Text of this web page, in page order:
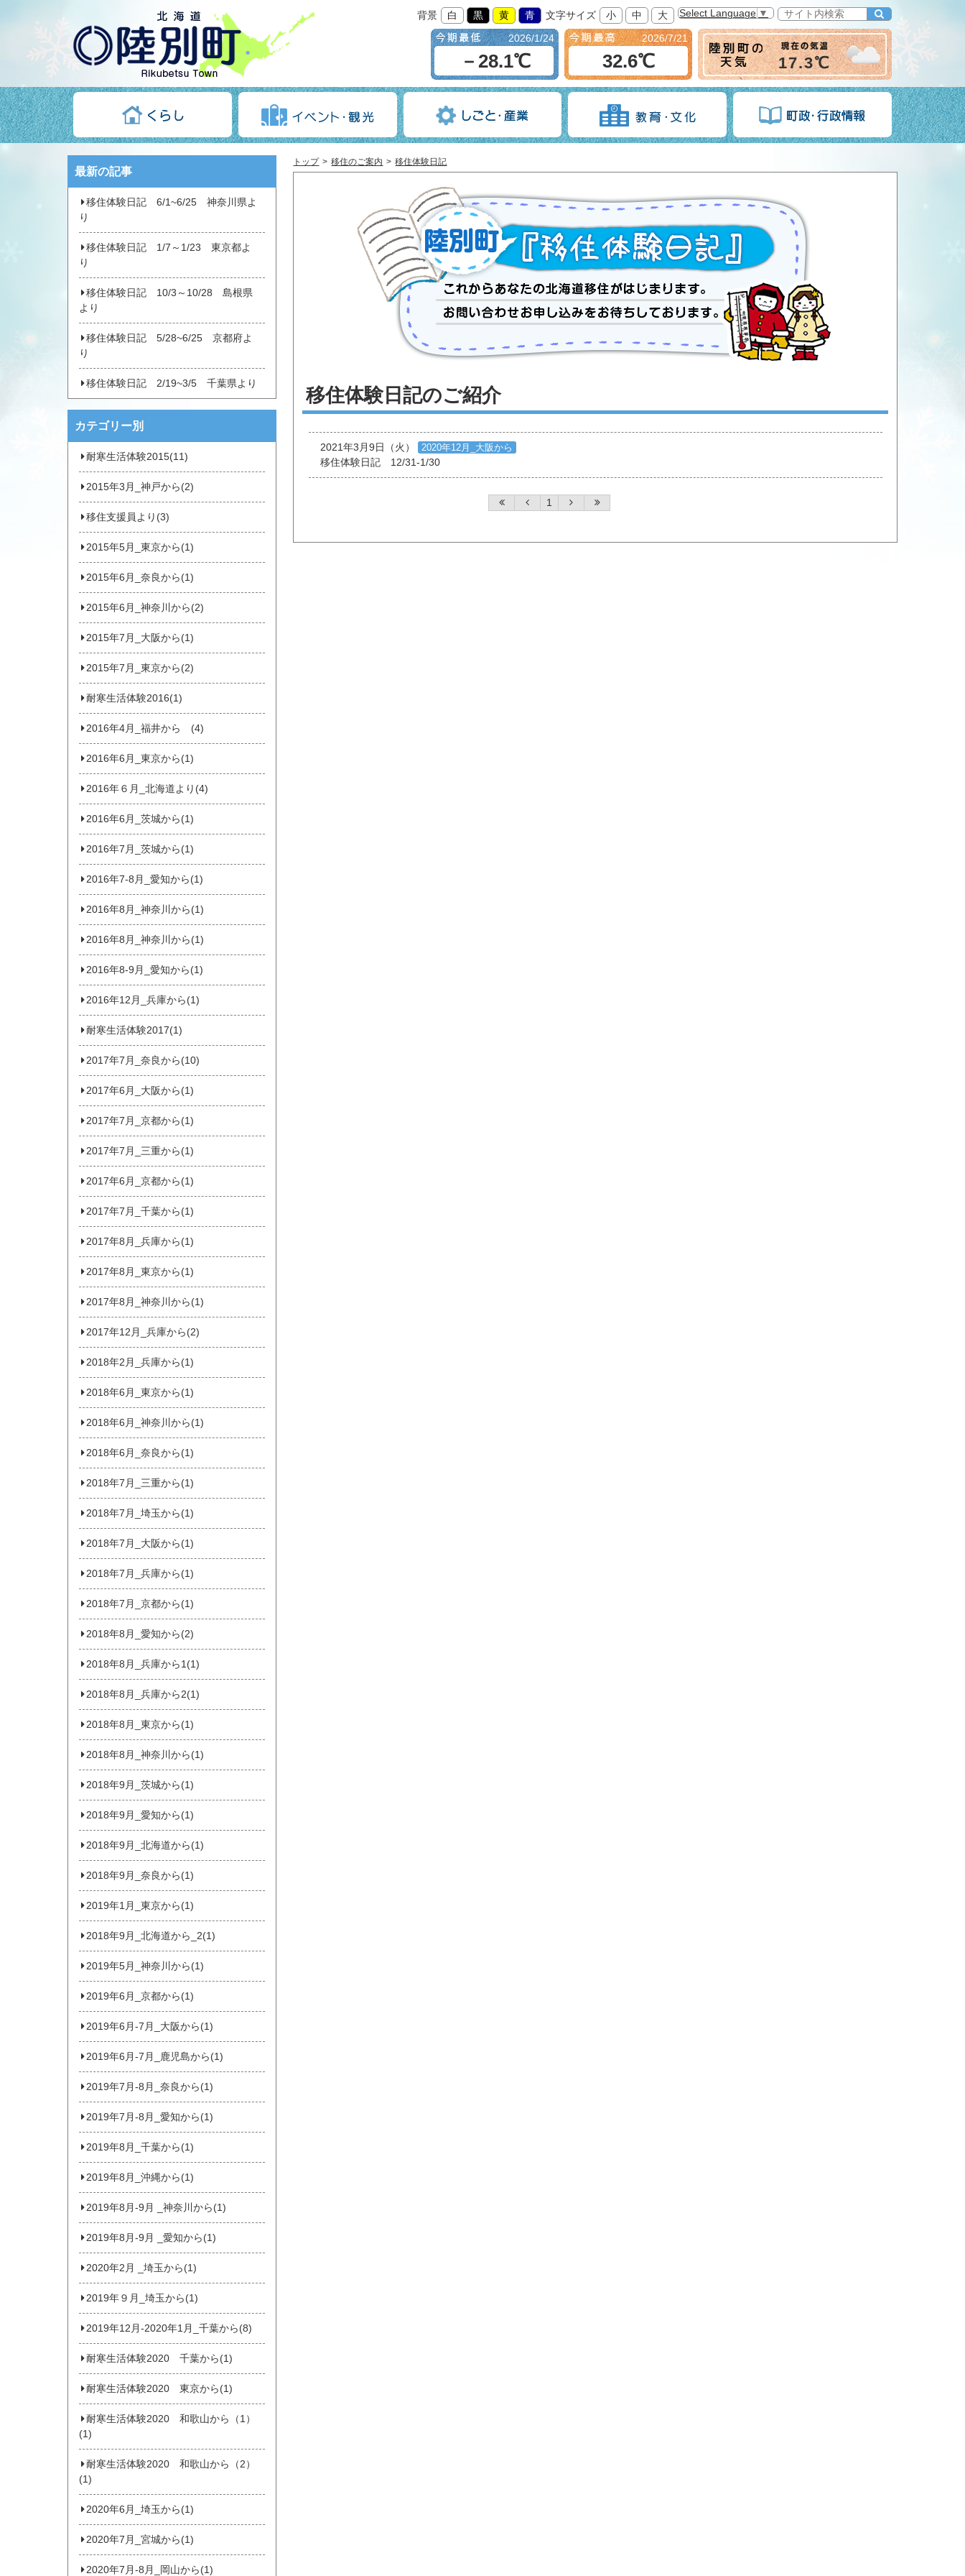
背景 白 黒 黄 青 文字サイズ 小 中 大 Select Language ▼
2026/1/24
－28.1℃
2026/7/21
32.6℃ 17.3℃
トップ 移住のご案内 移住体験日記
移住体験日記のご紹介
2021年3月9日（火）
2020年12月_大阪から
移住体験日記 12/31-1/30
1
最新の記事
移住体験日記 6/1~6/25 神奈川県よ
り
移住体験日記 1/7～1/23 東京都よ
り
移住体験日記 10/3～10/28 島根県
より
移住体験日記 5/28~6/25 京都府よ
り
移住体験日記 2/19~3/5 千葉県より
カテゴリー別
耐寒生活体験2015(11)
2015年3月_神戸から(2)
移住支援員より(3)
2015年5月_東京から(1)
2015年6月_奈良から(1)
2015年6月_神奈川から(2)
2015年7月_大阪から(1)
2015年7月_東京から(2)
耐寒生活体験2016(1)
2016年4月_福井から (4)
2016年6月_東京から(1)
2016年６月_北海道より(4)
2016年6月_茨城から(1)
2016年7月_茨城から(1)
2016年7-8月_愛知から(1)
2016年8月_神奈川から(1)
2016年8月_神奈川から(1)
2016年8-9月_愛知から(1)
2016年12月_兵庫から(1)
耐寒生活体験2017(1)
2017年7月_奈良から(10)
2017年6月_大阪から(1)
2017年7月_京都から(1)
2017年7月_三重から(1)
2017年6月_京都から(1)
2017年7月_千葉から(1)
2017年8月_兵庫から(1)
2017年8月_東京から(1)
2017年8月_神奈川から(1)
2017年12月_兵庫から(2)
2018年2月_兵庫から(1)
2018年6月_東京から(1)
2018年6月_神奈川から(1)
2018年6月_奈良から(1)
2018年7月_三重から(1)
2018年7月_埼玉から(1)
2018年7月_大阪から(1)
2018年7月_兵庫から(1)
2018年7月_京都から(1)
2018年8月_愛知から(2)
2018年8月_兵庫から1(1)
2018年8月_兵庫から2(1)
2018年8月_東京から(1)
2018年8月_神奈川から(1)
2018年9月_茨城から(1)
2018年9月_愛知から(1)
2018年9月_北海道から(1)
2018年9月_奈良から(1)
2019年1月_東京から(1)
2018年9月_北海道から_2(1)
2019年5月_神奈川から(1)
2019年6月_京都から(1)
2019年6月-7月_大阪から(1)
2019年6月-7月_鹿児島から(1)
2019年7月-8月_奈良から(1)
2019年7月-8月_愛知から(1)
2019年8月_千葉から(1)
2019年8月_沖縄から(1)
2019年8月-9月 _神奈川から(1)
2019年8月-9月 _愛知から(1)
2020年2月 _埼玉から(1)
2019年９月_埼玉から(1)
2019年12月-2020年1月_千葉から(8)
耐寒生活体験2020 千葉から(1)
耐寒生活体験2020 東京から(1)
耐寒生活体験2020 和歌山から（1）
(1)
耐寒生活体験2020 和歌山から（2）
(1)
2020年6月_埼玉から(1)
2020年7月_宮城から(1)
2020年7月‐8月_岡山から(1)